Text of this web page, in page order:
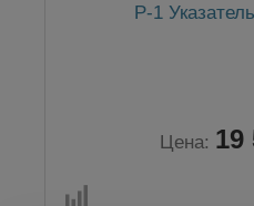
P-1
Цена: 19